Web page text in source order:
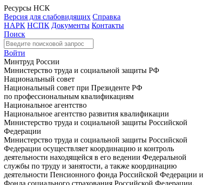
Ресурсы НСК
Версия для слабовидящих Справка
НАРК НСПК Документы Контакты
Поиск
Войти
Минтруд России
Министерство труда и социальной защиты РФ
Национальный совет
Национальный совет при Президенте РФ
по профессиональным квалификациям
Национальное агентство
Национальное агентство развития квалификации
Министерство труда и социальной защиты Российской
Федерации
Министерство труда и социальной защиты Российской
Федерации осуществляет координацию и контроль
деятельности находящейся в его ведении Федеральной
службы по труду и занятости, а также координацию
деятельности Пенсионного фонда Российской Федерации и
Фонда социального страхования Российской Федерации.